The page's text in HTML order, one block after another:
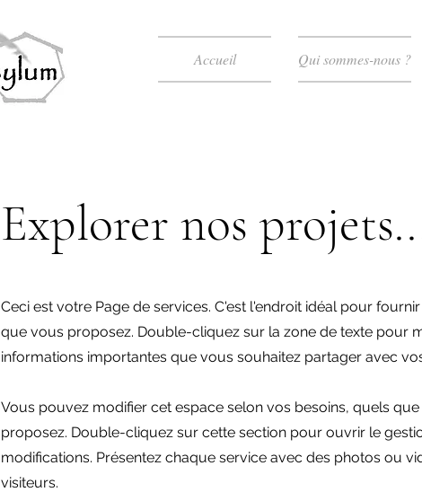
Accueil Qui sommes-nous ?
Explorer nos
Ceci est votre Page de services. C'est l'endroit idéal pour
que vous proposez. Double-cliquez sur la zone de texte pour
informations importantes que vous souhaitez partager avec
Vous pouvez modifier cet espace selon vos besoins, quels
proposez. Double-cliquez sur cette section pour ouvrir le
modifications. Présentez chaque service avec des photos ou
visiteurs.